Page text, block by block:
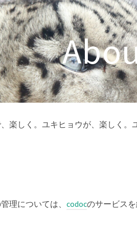
楽しく。ユキヒョウが、楽しく。
理については、codocのサービス